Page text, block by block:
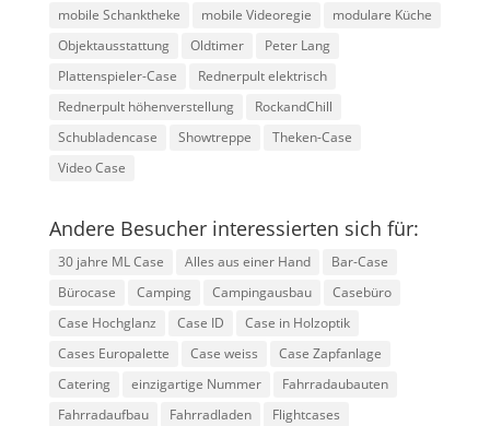
mobile Schanktheke
mobile Videoregie
modulare Küche
Objektausstattung
Oldtimer
Peter Lang
Plattenspieler-Case
Rednerpult elektrisch
Rednerpult höhenverstellung
RockandChill
Schubladencase
Showtreppe
Theken-Case
Video Case
Andere Besucher interessierten sich für:
30 jahre ML Case Alles aus einer Hand
Bar-Case
Bürocase
Camping Campingausbau
Casebüro
Case Hochglanz
Case ID
Case in Holzoptik
Cases Europalette
Case weiss
Case Zapfanlage
Catering
einzigartige Nummer
Fahrradaubauten
Fahrradaufbau
Fahrradladen
Flightcases